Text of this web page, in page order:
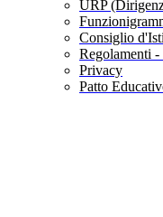
URP
Consiglio
Regolamenti
Privacy
Patto